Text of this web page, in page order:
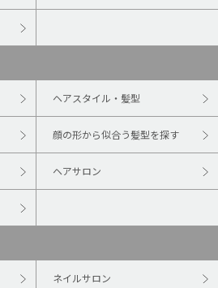
ヘアスタイル・髪型
顔の形から似合う髪型を探す
ヘアサロン
ネイルサロン